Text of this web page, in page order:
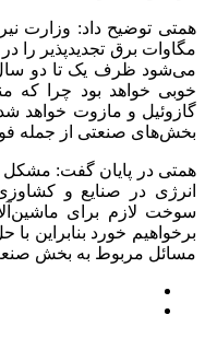
مگاوات برق تجدیدپذیر را
می‌شود ظرف یک تا دو سال
خوبی خواهد بود چرا که
گازوئیل و مازوت خواهد
بخش‌های صنعتی از جمله
همتی در پایان گفت:
انرژی در صنایع و
سوخت لازم برای
برخواهیم خورد بنابراین
مسائل مربوط به بخش